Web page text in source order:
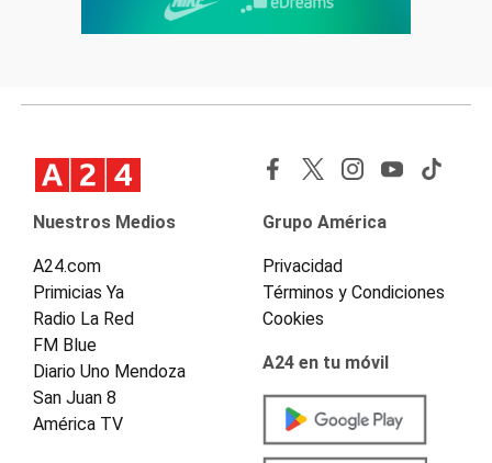
Nuestros Medios
A24.com
Primicias Ya
Radio La Red
FM Blue
Diario Uno Mendoza
San Juan 8
América TV
Grupo América
Privacidad
Términos y Condiciones
Cookies
A24 en tu móvil